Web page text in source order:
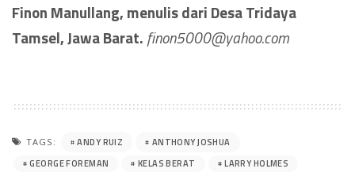
Finon Manullang, menulis dari Desa Tridaya
Tamsel, Jawa Barat. finon5000@yahoo.com
TAGS: ANDY RUIZ
ANTHONY JOSHUA
GEORGE FOREMAN
KELAS BERAT LARRY HOLMES